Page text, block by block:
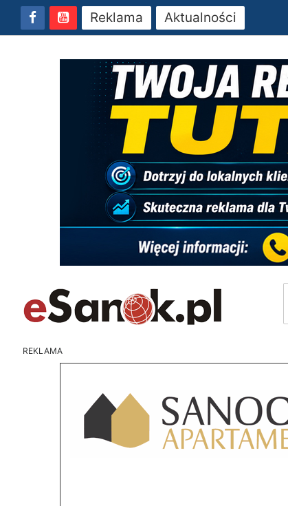
Reklama Aktualności
REKLAMA